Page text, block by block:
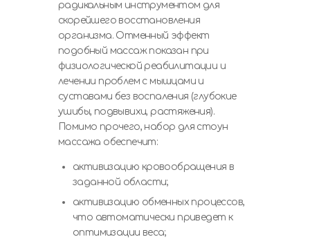
радикальным инструментом для
скорейшего восстановления
организма. Отменный эффект
подобный массаж показан при
физиологической реабилитации и
лечении проблем с мышцами и
суставами без воспаления (глубокие
ушибы, подвывихи, растяжения).
Помимо прочего, набор для стоун
массажа обеспечит:
активизацию кровообращения в
заданной области;
активизацию обменных процессов,
что автоматически приведет к
оптимизации веса;